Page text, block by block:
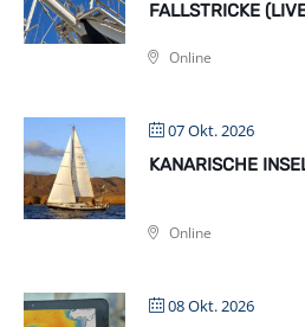
FALLSTRICKE
Online
07 Okt. 2026
KANARISCHE
Online
08 Okt. 2026